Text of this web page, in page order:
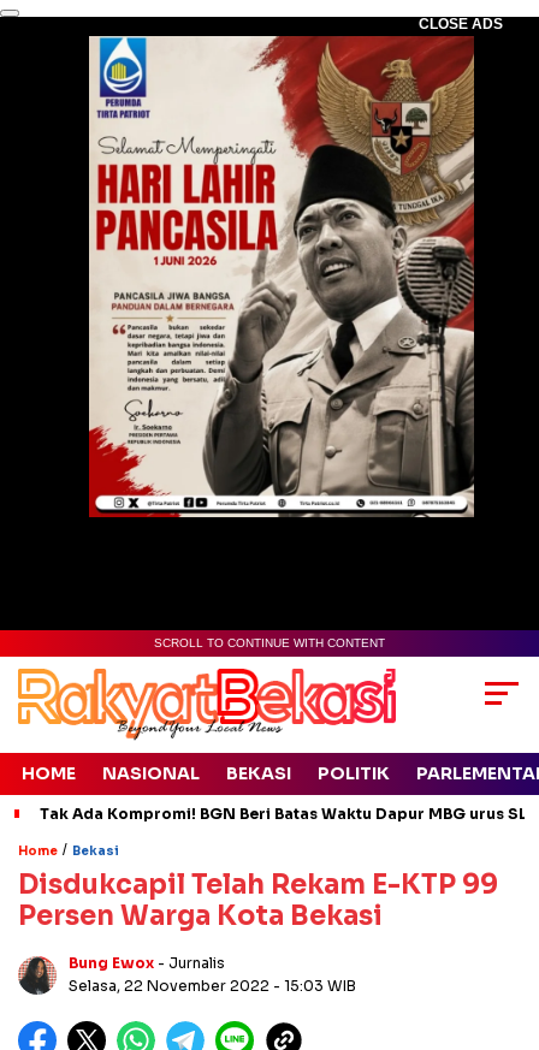
CLOSE ADS
SCROLL TO CONTINUE WITH CONTENT
HOME NASIONAL BEKASI POLITIK
Tak Ada Kompromi! BGN Beri Batas Waktu Dapur MBG urus
Home / Bekasi
Disdukcapil Telah Rekam E-KTP 99
Persen Warga Kota Bekasi
Bung Ewox - Jurnalis
Selasa, 22 November 2022 - 15:03 WIB